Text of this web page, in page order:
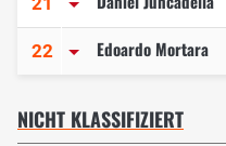
22 Edoardo Mortara
NICHT KLASSIFIZIERT